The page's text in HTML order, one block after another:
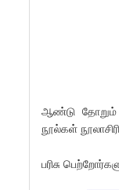
ஆண்டு தோறும்
நூல்கள்
பரிசு